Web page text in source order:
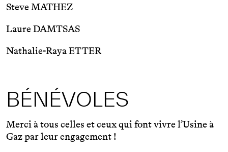
Steve MATHEZ
Laure DAMTSAS
Nathalie-Raya ETTER
BÉNÉVOLES
Merci à tous celles et ceux qui font vivre l’Usine à
Gaz par leur engagement !